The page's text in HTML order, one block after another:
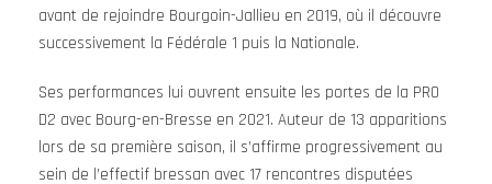
avant de rejoindre Bourgoin-Jallieu en 2019, où il découvre
successivement la Fédérale 1 puis la Nationale.
Ses performances lui ouvrent ensuite les portes de la PRO
D2 avec Bourg-en-Bresse en 2021. Auteur de 13 apparitions
lors de sa première saison, il s’affirme progressivement au
sein de l’effectif bressan avec 17 rencontres disputées